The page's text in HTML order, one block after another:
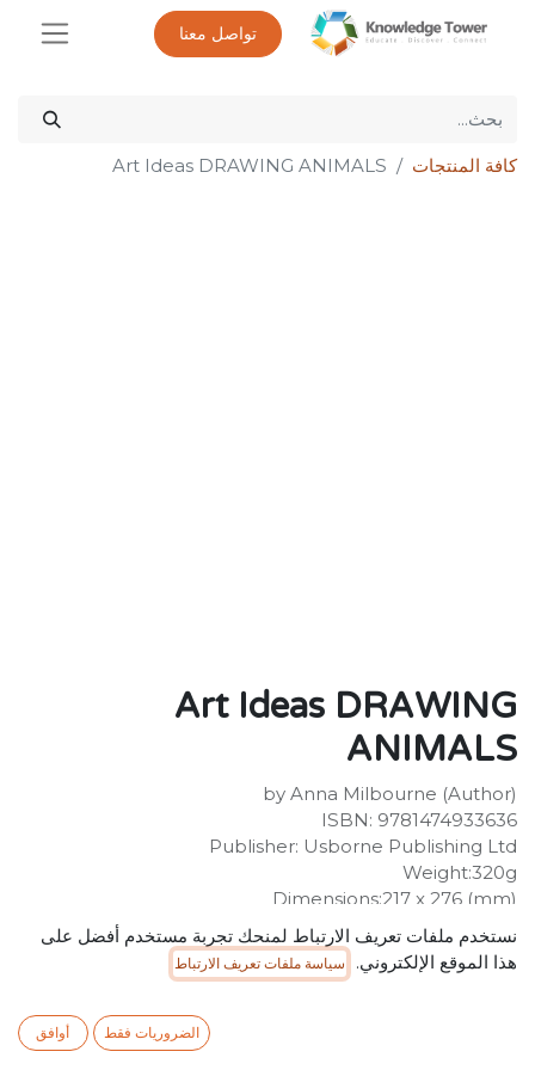
تواصل معنا
كافة المنتجات Art Ideas DRAWING ANIMALS
Art Ideas DRAWING
ANIMALS
by Anna Milbourne (Author)
ISBN: 9781474933636
Publisher: Usborne Publishing Ltd
Weight:320g
Dimensions:217 x 276 (mm)
Description:
Learn how to draw all kinds of animals, from polar
bears and orang-utans to kangaroos and pandas, with
explain techniques such as shading with chalk pastels
and painting with watercolours. Includes QR links to
نستخدم ملفات تعريف الارتباط لمنحك تجربة مستخدم أفضل على
هذا الموقع الإلكتروني.
سياسة ملفات تعريف الارتباط
الضروريات فقط أوافق